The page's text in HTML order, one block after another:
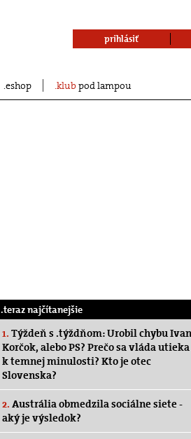
eshop klubpod lampou
prihlásiť
.teraz najčítanejšie
1. Týždeň s .týždňom: Urobil chybu Ivan
Korčok, alebo PS? Prečo sa vláda utieka
k temnej minulosti? Kto je otec
Slovenska?
2. Austrália obmedzila sociálne siete -
aký je výsledok?